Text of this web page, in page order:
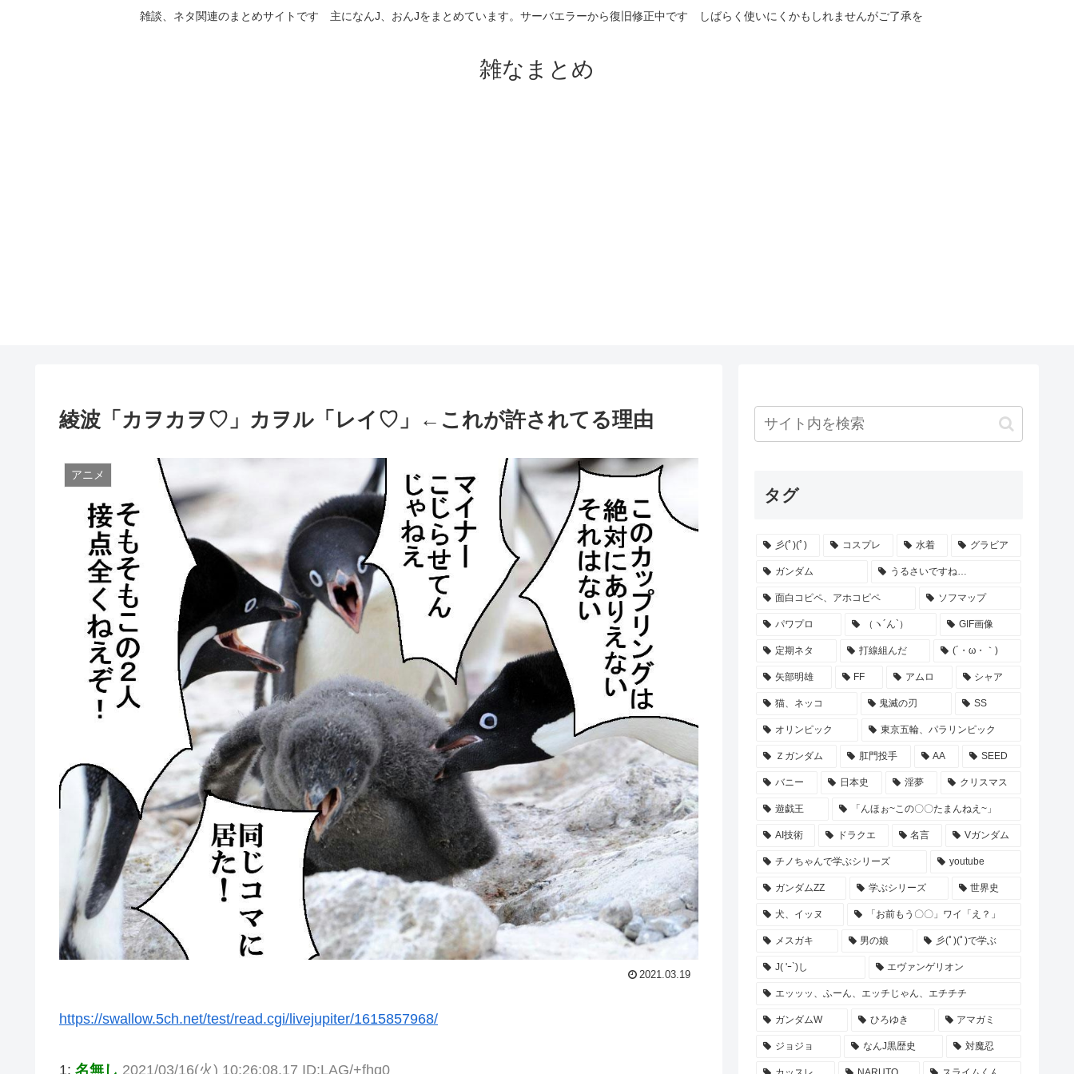
雑談、ネタ関連のまとめサイトです 主になんJ、おんJをまとめています。サーバエラーから復旧修正中です しばらく使いにくかもしれませんがご了承を
雑なまとめ
綾波「カヲカヲ♡」カヲル「レイ♡」←これが許されてる理由
アニメ
2021.03.19
https://swallow.5ch.net/test/read.cgi/livejupiter/1615857968/
1: 名無し 2021/03/16(火) 10:26:08.17 ID:LAG/+fhq0
タグ
彡(ﾟ)(ﾟ) コスプレ 水着 グラビア
ガンダム うるさいですね…
面白コピペ、アホコピペ ソフマップ
パワプロ （ヽ´ん`） GIF画像
定期ネタ 打線組んだ (´・ω・｀)
矢部明雄 FF アムロ シャア
猫、ネッコ 鬼滅の刃 SS
オリンピック 東京五輪、パラリンピック
Ｚガンダム 肛門投手 AA SEED
バニー 日本史 淫夢 クリスマス
遊戯王 「んほぉ~この〇〇たまんねえ~」
AI技術 ドラクエ 名言 Vガンダム
チノちゃんで学ぶシリーズ youtube
ガンダムZZ 学ぶシリーズ 世界史
犬、イッヌ 「お前もう〇〇」ワイ「え？」
メスガキ 男の娘 彡(ﾟ)(ﾟ)で学ぶ
J( 'ｰ`)し エヴァンゲリオン
エッッッ、ふーん、エッチじゃん、エチチチ
ガンダムW ひろゆき アマガミ
ジョジョ なんJ黒歴史 対魔忍